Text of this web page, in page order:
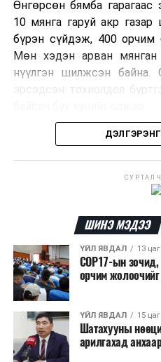
Өнгөрсөн бямба гарагаас
10 мянга гаруй акр
бүрэн сүйдэж, 400 орчим
Мөн хэдэн арван мянган
нүүлгэн шилжсэн байна.
эрсэдсэн тохиолдол
Албаныхны
шатаасан гэх
шалтгааныг
аянгын улмаас үүсээгүй
Одоогоор АНУ даяар 13
хээрийн түймэр
талаас илүү нь Орегон
бүртгэгдсэн байна. Цаг
өдрүүдэд агаарын
нэмэгдэж, хуурайшилт
ШИНЭ МЭДЭЭ
ҮЙЛ ЯВДАЛ 13
COP17-ын
орчим
ҮЙЛ ЯВДАЛ 15
Шатахууны
арилгахад